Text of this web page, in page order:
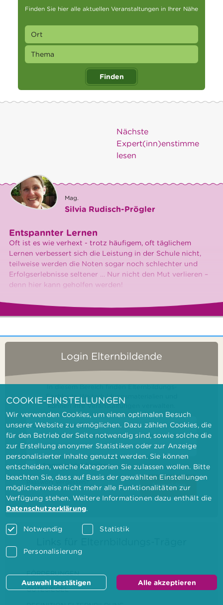
Finden Sie hier alle aktuellen Veranstaltungen in Ihrer Nähe
Finden
Nächste
Expert(inn)enstimme
lesen
Mag.
Silvia Rudisch-Prögler
Entspannter Lernen
Oft ist es wie verhext - trotz häufigem, oft täglichem
Lernen verbessert sich die Leistung in der Schule nicht,
teilweise werden die Noten sogar noch schlechter und
Erfolgserlebnisse seltener … Nur nicht den Mut verlieren –
denn hier kann geholfen werden!
Login Elternbildende
In diesem Bereich finden Elternbildungs-
Fachleute Weiterbildungsmaterialien und
können ihre Veranstaltungen verwalten.
Angemeldet bleiben
Passwort vergessen? Anmelden
FÖRDERUNGEN
GÜTESIEGEL
COOKIE-EINSTELLUNGEN
Wir verwenden Cookies, um einen optimalen Besuch
unserer Website zu ermöglichen. Dazu zählen Cookies, die
für den Betrieb der Seite notwendig sind, sowie solche die
zur Erstellung anonymer Statistiken oder zur Anzeige
personalisierter Inhalte genutzt werden. Sie können
entscheiden, welche Kategorien Sie zulassen wollen. Bitte
beachten Sie, dass auf Basis der gewählten Einstellungen
möglicherweise nicht mehr alle Funktionalitäten zur
Verfügung stehen. Weitere Informationen dazu enthält die
Datenschutzerklärung.
Notwendig Statistik
Personalisierung
Auswahl bestätigen Alle akzeptieren